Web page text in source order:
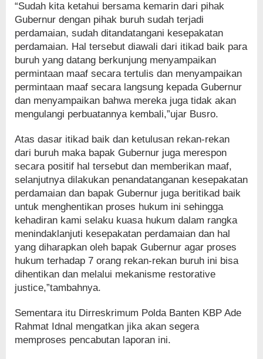
“Sudah kita ketahui bersama kemarin dari pihak
Gubernur dengan pihak buruh sudah terjadi
perdamaian, sudah ditandatangani kesepakatan
perdamaian. Hal tersebut diawali dari itikad baik para
buruh yang datang berkunjung menyampaikan
permintaan maaf secara tertulis dan menyampaikan
permintaan maaf secara langsung kepada Gubernur
dan menyampaikan bahwa mereka juga tidak akan
mengulangi perbuatannya kembali,”ujar Busro.
Atas dasar itikad baik dan ketulusan rekan-rekan
dari buruh maka bapak Gubernur juga merespon
secara positif hal tersebut dan memberikan maaf,
selanjutnya dilakukan penandatanganan kesepakatan
perdamaian dan bapak Gubernur juga beritikad baik
untuk menghentikan proses hukum ini sehingga
kehadiran kami selaku kuasa hukum dalam rangka
menindaklanjuti kesepakatan perdamaian dan hal
yang diharapkan oleh bapak Gubernur agar proses
hukum terhadap 7 orang rekan-rekan buruh ini bisa
dihentikan dan melalui mekanisme restorative
justice,”tambahnya.
Sementara itu Dirreskrimum Polda Banten KBP Ade
Rahmat Idnal mengatkan jika akan segera
memproses pencabutan laporan ini.